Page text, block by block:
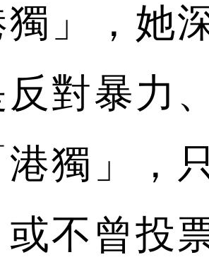
獨」，她
反對暴力
港獨」，
或不曾投